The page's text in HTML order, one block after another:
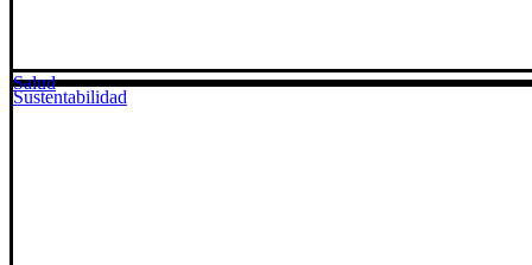
Sustentabilidad
Salud